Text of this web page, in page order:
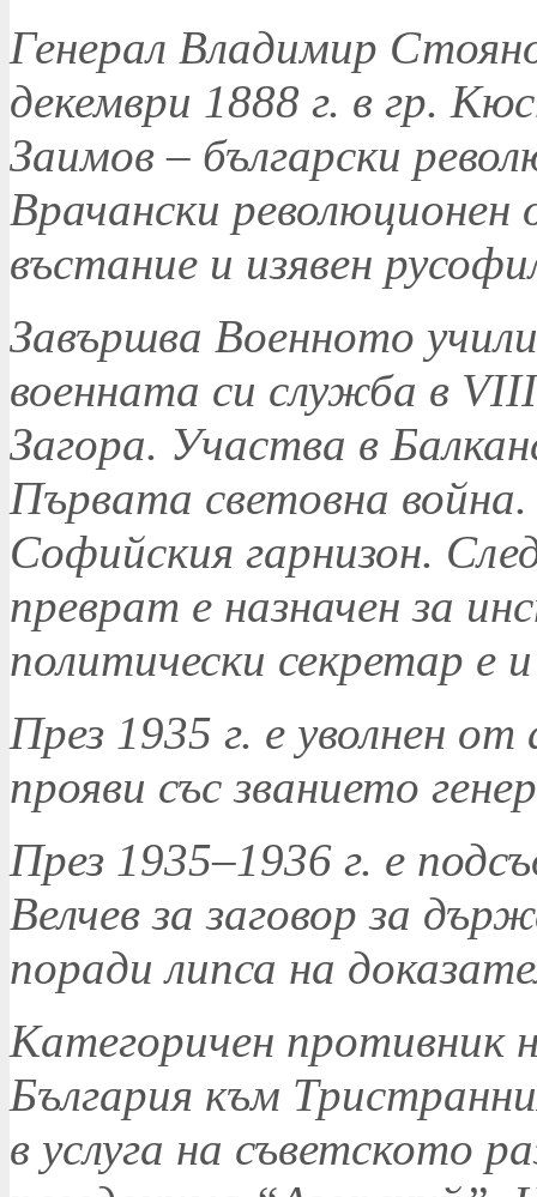
Генерал Владимир
декември 1888 г. в гр.
Заимов – български
Врачански революционен
въстание и изявен
Завършва Военното
военната си служба в
Загора. Участва в
Първата световна
Софийския гарнизон.
преврат е назначен за
политически секретар е
През 1935 г. е уволнен
прояви със званието
През 1935–1936 г. е
Велчев за заговор за
поради липса на
Категоричен противник
България към
в услуга на съветското